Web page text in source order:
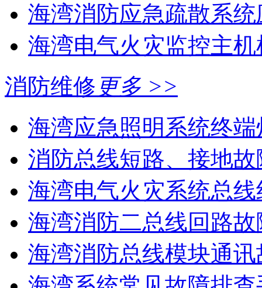
海湾消防应急疏散系统
海湾电气火灾监控主
消防维修 更多 >>
海湾应急照明系统终端
消防总线短路、接地故
海湾电气火灾系统总线
海湾消防二总线回路故
海湾消防总线模块通讯